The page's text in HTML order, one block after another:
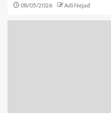
08/05/2026 Adi Nejad